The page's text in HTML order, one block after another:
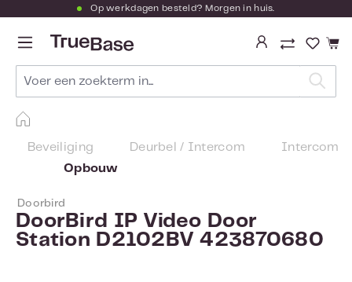
Ga naar de hoofdinhoud
Op werkdagen besteld? Morgen in huis.
Je
Beveiliging Deurbel / Intercom
Intercom
Opbouw
Doorbird
DoorBird IP Video Door
Station D2102BV 423870680